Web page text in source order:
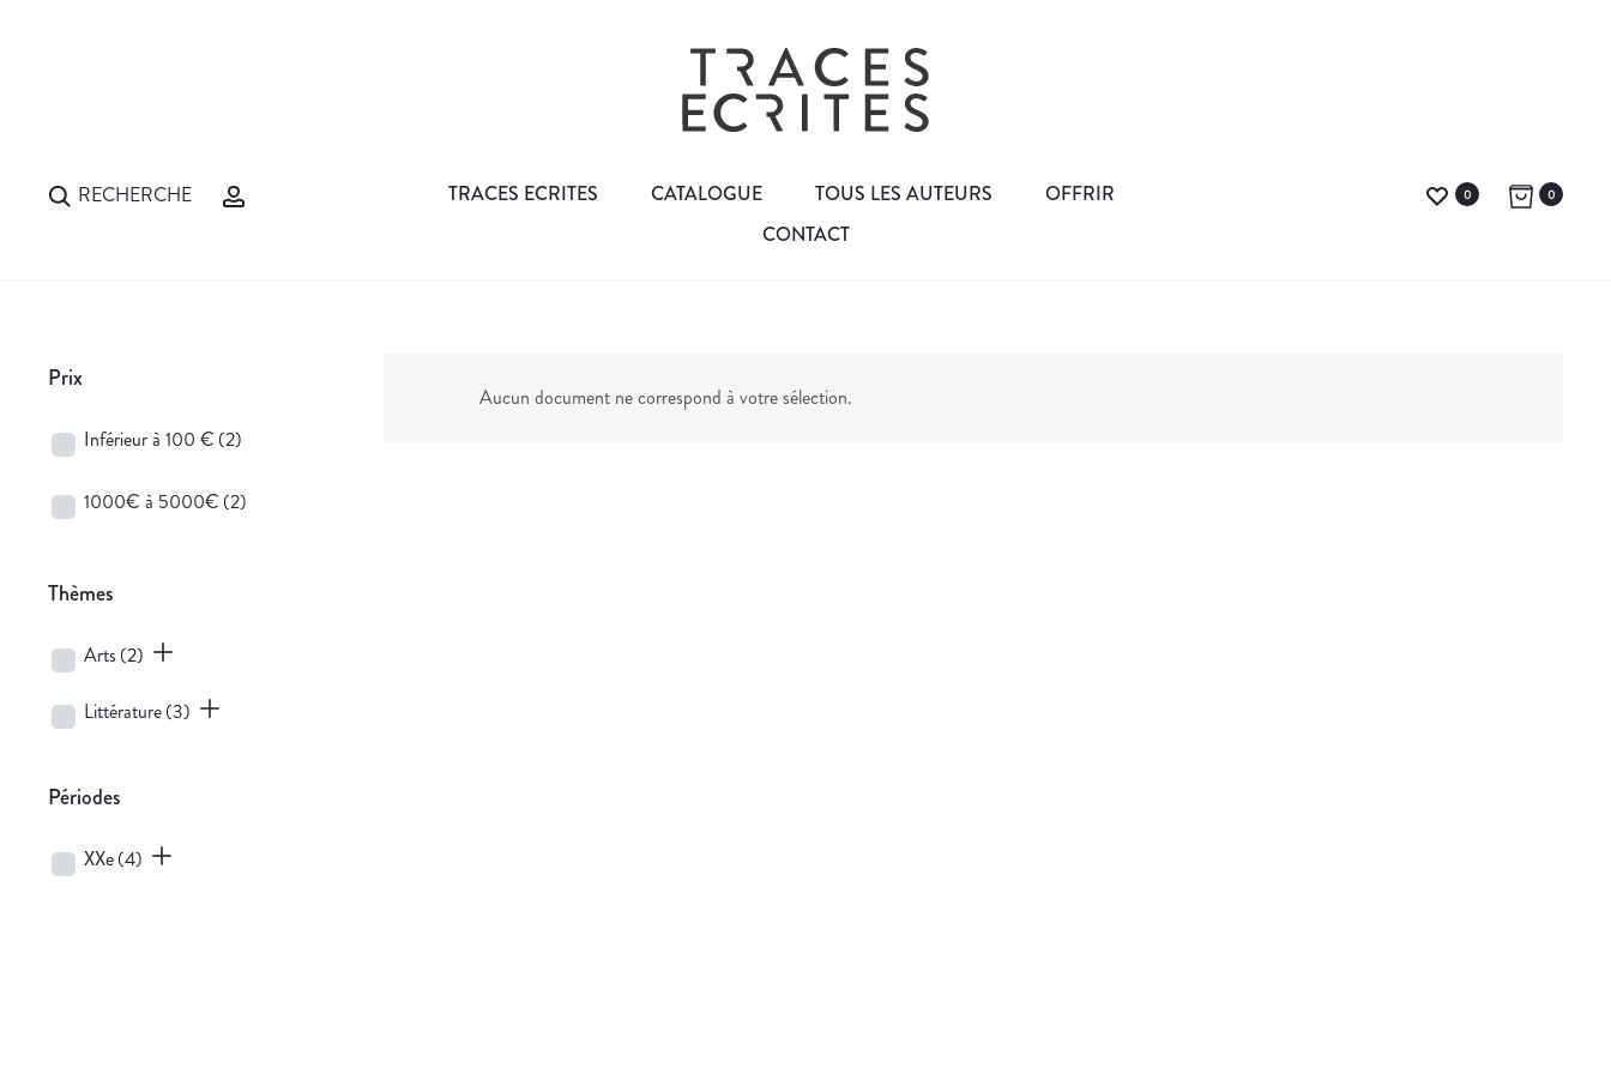
RECHERCHE TRACES ECRITES CATALOGUE TOUS LES AUTEURS
OFFRIR
CONTACT
0 0
Aucun document ne correspond à votre sélection.
Prix
Inférieur à 100 € (2)
1000€ à 5000€ (2)
Thèmes
Arts (2)
Littérature(3)
Périodes
XXe(4)